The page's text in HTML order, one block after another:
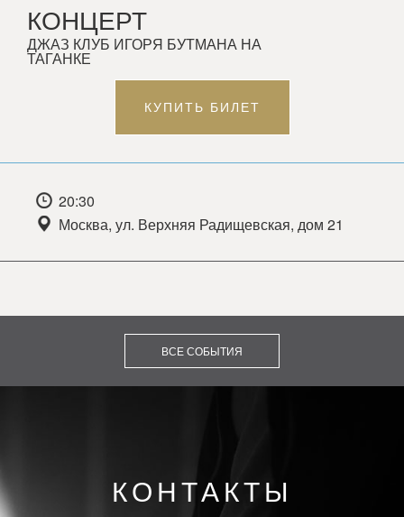
КОНЦЕРТ
ДЖАЗ КЛУБ ИГОРЯ БУТМАНА НА
ТАГАНКЕ
КУПИТЬ БИЛЕТ
20:30
Москва, ул. Верхняя Радищевская, дом 21
ВСЕ СОБЫТИЯ
КОНТАКТЫ